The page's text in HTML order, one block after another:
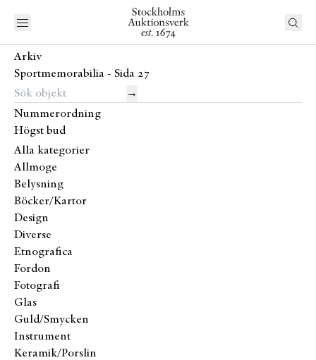
Arkiv
Sportmemorabilia - Sida 27
→
Nummerordning
Högst bud
Alla kategorier
Allmoge
Belysning
Böcker/Kartor
Design
Diverse
Etnografica
Fordon
Fotografi
Glas
Guld/Smycken
Instrument
Keramik/Porslin